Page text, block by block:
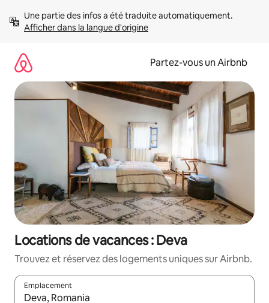
directement
Afficher dans la langue d'origine
Partez-vous un Airbnb
Locations de vacances : Deva
Trouvez et réservez des logements uniques sur Airbnb.
Emplacement
Quand les résultats sont affichés, parcourez-les en utilisant